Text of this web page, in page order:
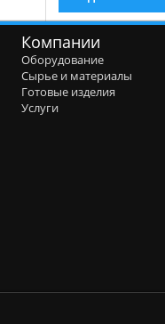
Компании
Оборудование
Сырье и материалы
Готовые изделия
Услуги